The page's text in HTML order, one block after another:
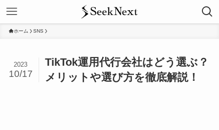
ホーム SNS
TikTok運用代行会社はどう選ぶ？
メリットや選び方を徹底解説！
2023
10/17